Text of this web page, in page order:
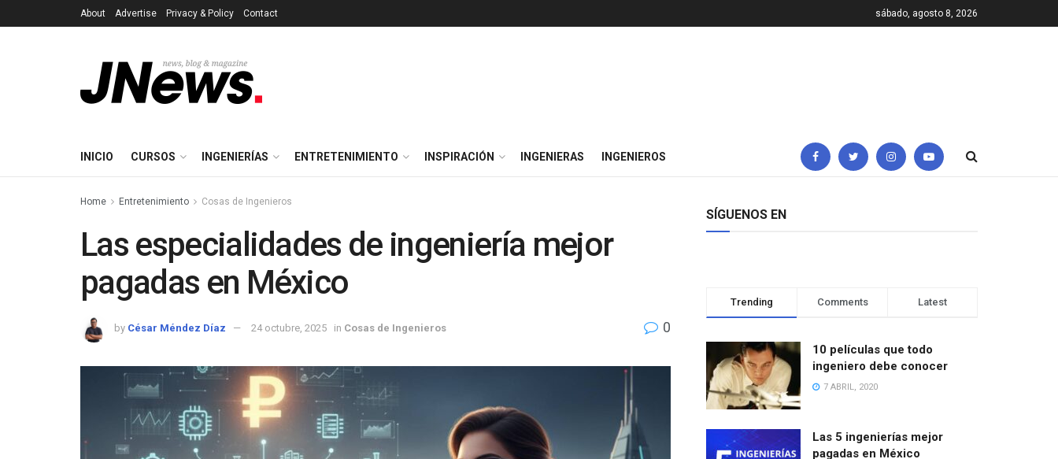
About Advertise Privacy & Policy Contact sábado, agosto 8, 2026
INICIO CURSOS INGENIERÍAS ENTRETENIMIENTO INSPIRACIÓN INGENIERAS INGENIEROS
Home Entretenimiento Cosas de Ingenieros
Las especialidades de ingeniería mejor
pagadas en México
by César Méndez Díaz 24 octubre, 2025 in Cosas de Ingenieros 0
SÍGUENOS EN
Trending Comments Latest
10 películas que todo
ingeniero debe conocer
7 ABRIL, 2020
Las 5 ingenierías mejor
pagadas en México